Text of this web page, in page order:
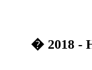
� 2018